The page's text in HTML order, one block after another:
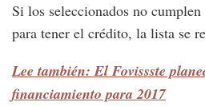
Si los seleccionados no
para tener el crédito, la lista se
Lee también: El Fovissste
financiamiento para 2017